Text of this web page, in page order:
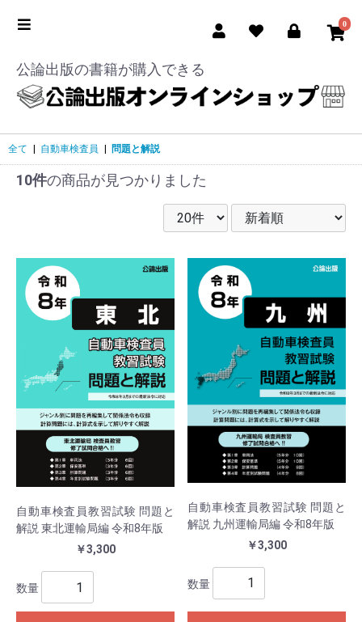
0
公論出版の書籍が購入できる
全て 自動車検査員 問題と解説
10件の商品が見つかりました
自動車検査員教習試験 問題と
解説 東北運輸局編 令和8年版
￥3,300
数量
自動車検査員教習試験 問題と
解説 九州運輸局編 令和8年版
￥3,300
数量